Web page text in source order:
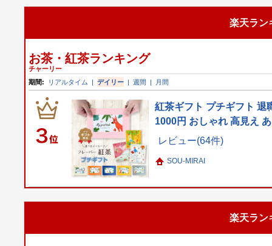
楽天ラン
お茶・紅茶ランキング
チャーリー
期間:
リアルタイム |デイリー |週間 | 月間
紅茶ギフト プチギフト 退
1000円 おしゃれ 高見え
レビュー(64件)
SOU-MIRAI
楽天ラン